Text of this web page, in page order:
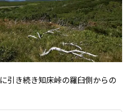
に引き続き知床峠の羅臼側からの